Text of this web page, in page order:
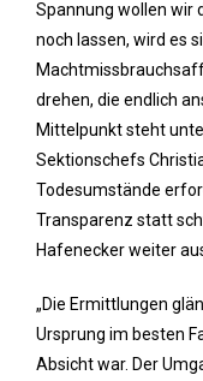
Spannung wollen wir
noch lassen, wird es
drehen, die endlich
Mittelpunkt steht
Sektionschefs
Todesumstände
Transparenz statt
Hafenecker weiter
„Die Ermittlungen
Ursprung im besten
Absicht war. Der